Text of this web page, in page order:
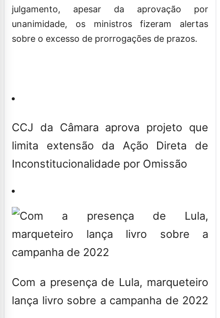
julgamento, apesar da aprovação por
unanimidade, os ministros fizeram alertas
sobre o excesso de prorrogações de prazos.
CCJ da Câmara aprova projeto que
limita extensão da Ação Direta de
Inconstitucionalidade por Omissão
Com a presença de Lula, marqueteiro
lança livro sobre a campanha de 2022